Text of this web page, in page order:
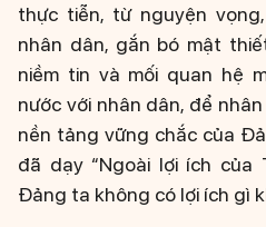
thực tiễn, từ nguyện
nhân dân, gắn bó mật
niềm tin và mối quan hệ
nước với nhân dân, để
nền tảng vững chắc của
đã dạy “Ngoài lợi ích của
Đảng ta không có lợi ích gì